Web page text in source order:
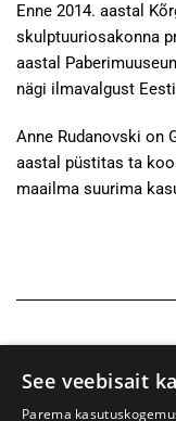
Enne 2014. aastal
skulptuuriosakonna
aastal
nägi ilmavalgust
Anne Rudanovski on
aastal püstitas ta
maailma suurima
See veebisait
Parema